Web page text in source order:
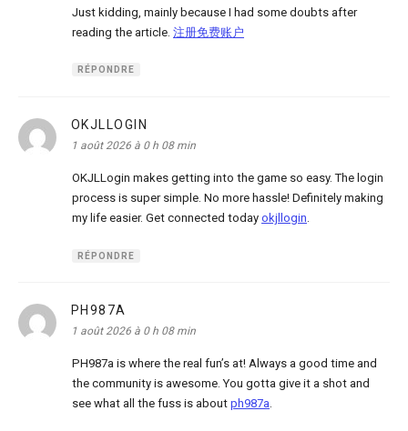
Just kidding, mainly because I had some doubts after
reading the article. 注册免费账户
RÉPONDRE
OKJLLOGIN
1 août 2026 à 0 h 08 min
OKJLLogin makes getting into the game so easy. The login
process is super simple. No more hassle! Definitely making
my life easier. Get connected today okjllogin
RÉPONDRE
PH987A
1 août 2026 à 0 h 08 min
PH987a is where the real fun’s at! Always a good time and
the community is awesome. You gotta give it a shot and
see what all the fuss is about ph987a.